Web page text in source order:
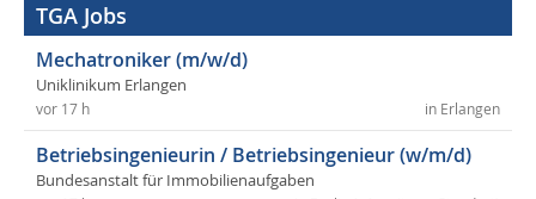
TGA Jobs
Mechatroniker (m/w/d)
Uniklinikum Erlangen
in Erlangen
vor 17 h
Betriebsingenieurin / Betriebsingenieur (w/m/d)
Bundesanstalt für Immobilienaufgaben